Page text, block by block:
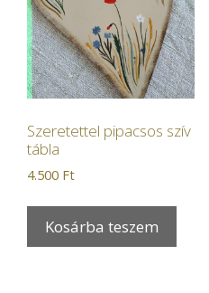
Szeretettel pipacsos szív
tábla
4.500 Ft
Kosárba teszem